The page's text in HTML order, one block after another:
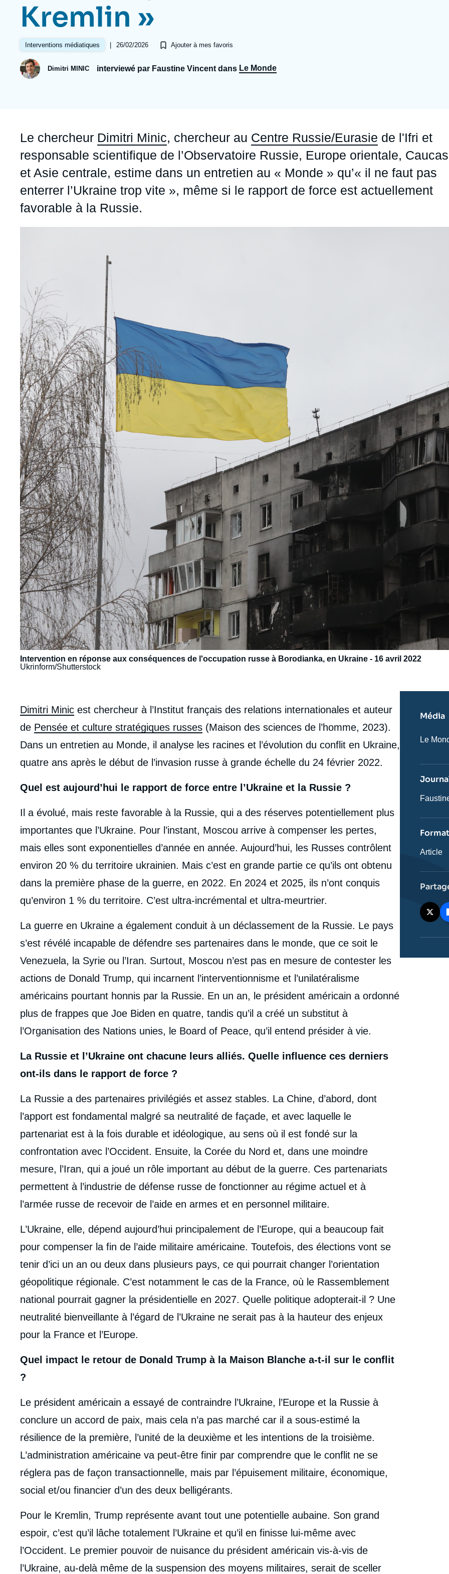
Partenariats et réseaux
Intelligence artificielle
OTAN
Kremlin »
Interventions médiatiques | 26/02/2026 Ajouter à mes favoris
Dimitri MINIC interviewé par Faustine Vincent dans Le Monde
Accroche
Le chercheur Dimitri Minic, chercheur au Centre Russie/Eurasie de l'Ifri et
responsable scientifique de l’Observatoire Russie, Europe orientale,
et Asie centrale, estime dans un entretien au « Monde » qu’« il ne faut pas
enterrer l’Ukraine trop vite », même si le rapport de force est actuellement
favorable à la Russie.
Intervention en réponse aux conséquences de l'occupation russe à Borodianka, en Ukraine - 16 avril 2022
Ukrinform/Shutterstock
body
Dimitri Minic est chercheur à l’Institut français des relations internationales et auteur
de Pensée et culture stratégiques russes (Maison des sciences de l’homme, 2023).
Dans un entretien au Monde, il analyse les racines et l’évolution du conflit en Ukraine,
quatre ans après le début de l’invasion russe à grande échelle du 24 février 2022.
Quel est aujourd’hui le rapport de force entre l’Ukraine et la Russie ?
Il a évolué, mais reste favorable à la Russie, qui a des réserves potentiellement plus
importantes que l’Ukraine. Pour l’instant, Moscou arrive à compenser les pertes,
mais elles sont exponentielles d’année en année. Aujourd’hui, les Russes contrôlent
environ 20 % du territoire ukrainien. Mais c’est en grande partie ce qu’ils ont obtenu
dans la première phase de la guerre, en 2022. En 2024 et 2025, ils n’ont conquis
qu’environ 1 % du territoire. C’est ultra-incrémental et ultra-meurtrier.
La guerre en Ukraine a également conduit à un déclassement de la Russie. Le pays
s’est révélé incapable de défendre ses partenaires dans le monde, que ce soit le
Venezuela, la Syrie ou l’Iran. Surtout, Moscou n’est pas en mesure de contester les
actions de Donald Trump, qui incarnent l’interventionnisme et l’unilatéralisme
américains pourtant honnis par la Russie. En un an, le président américain a ordonné
plus de frappes que Joe Biden en quatre, tandis qu’il a créé un substitut à
l’Organisation des Nations unies, le Board of Peace, qu’il entend présider à vie.
La Russie et l’Ukraine ont chacune leurs alliés. Quelle influence ces derniers
ont-ils dans le rapport de force ?
La Russie a des partenaires privilégiés et assez stables. La Chine, d’abord, dont
l’apport est fondamental malgré sa neutralité de façade, et avec laquelle le
partenariat est à la fois durable et idéologique, au sens où il est fondé sur la
confrontation avec l’Occident. Ensuite, la Corée du Nord et, dans une moindre
mesure, l’Iran, qui a joué un rôle important au début de la guerre. Ces partenariats
permettent à l’industrie de défense russe de fonctionner au régime actuel et à
l’armée russe de recevoir de l’aide en armes et en personnel militaire.
L’Ukraine, elle, dépend aujourd’hui principalement de l’Europe, qui a beaucoup fait
pour compenser la fin de l’aide militaire américaine. Toutefois, des élections vont se
tenir d’ici un an ou deux dans plusieurs pays, ce qui pourrait changer l’orientation
géopolitique régionale. C’est notamment le cas de la France, où le Rassemblement
national pourrait gagner la présidentielle en 2027. Quelle politique adopterait-il ? Une
neutralité bienveillante à l’égard de l’Ukraine ne serait pas à la hauteur des enjeux
pour la France et l’Europe.
Quel impact le retour de Donald Trump à la Maison Blanche a-t-il sur le conflit
?
Le président américain a essayé de contraindre l’Ukraine, l’Europe et la Russie à
conclure un accord de paix, mais cela n’a pas marché car il a sous-estimé la
résilience de la première, l’unité de la deuxième et les intentions de la troisième.
L’administration américaine va peut-être finir par comprendre que le conflit ne se
réglera pas de façon transactionnelle, mais par l’épuisement militaire, économique,
social et/ou financier d’un des deux belligérants.
Pour le Kremlin, Trump représente avant tout une potentielle aubaine. Son grand
espoir, c’est qu’il lâche totalement l’Ukraine et qu’il en finisse lui-même avec
l’Occident. Le premier pouvoir de nuisance du président américain vis-à-vis de
l’Ukraine, au-delà même de la suspension des moyens militaires, serait de sceller
Média
Nom
revue
Le
Format
Article